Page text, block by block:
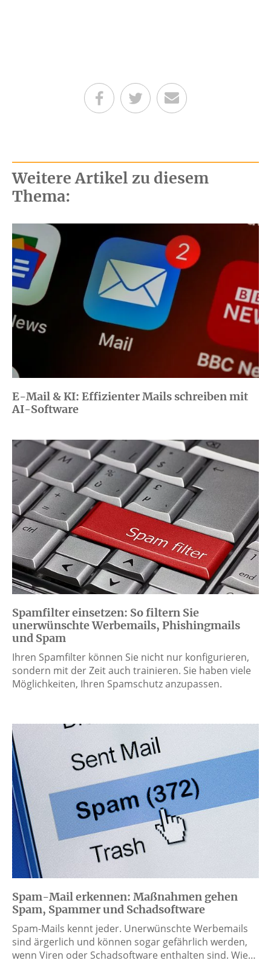
Teilen auf Facebook
Teilen auf Twitter
Per E-Mail senden
Weitere Artikel zu diesem
Thema:
E-Mail & KI: Effizienter Mails schreiben mit
AI-Software
Spamfilter einsetzen: So filtern Sie
unerwünschte Werbemails, Phishingmails
und Spam
Ihren Spamfilter können Sie nicht nur konfigurieren,
sondern mit der Zeit auch trainieren. Sie haben viele
Möglichkeiten, Ihren Spamschutz anzupassen.
Spam-Mail erkennen: Maßnahmen gehen
Spam, Spammer und Schadsoftware
Spam-Mails kennt jeder. Unerwünschte Werbemails
sind ärgerlich und können sogar gefährlich werden,
wenn Viren oder Schadsoftware enthalten sind. Wie…